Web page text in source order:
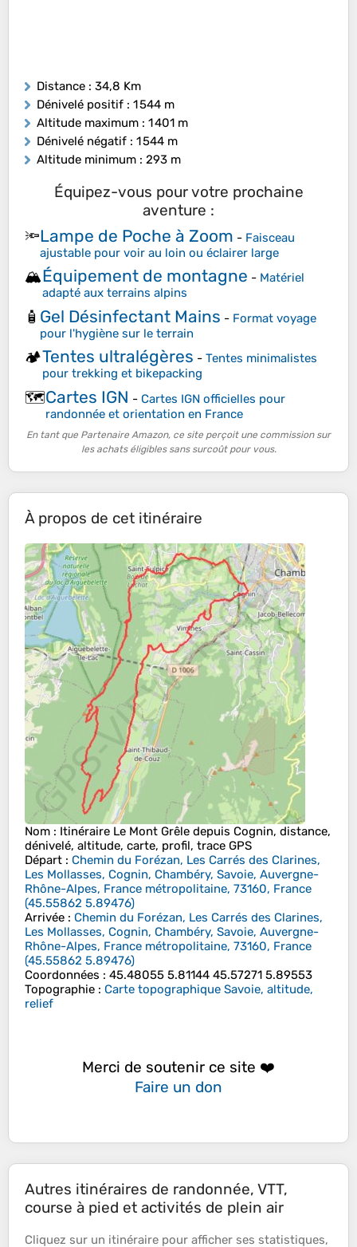
Distance : 34,8 Km
Dénivelé positif : 1 544 m
Altitude maximum : 1 401 m
Dénivelé négatif : 1 544 m
Altitude minimum : 293 m
Équipez-vous pour votre prochaine
aventure :
🔦Lampe de Poche à Zoom - Faisceau
ajustable pour voir au loin ou éclairer large
🏔️Équipement de montagne - Matériel
adapté aux terrains alpins
🧴 Gel Désinfectant Mains - Format voyage
pour l'hygiène sur le terrain
🏕️Tentes ultralégères - Tentes minimalistes
pour trekking et bikepacking
🗺️Cartes IGN - Cartes IGN officielles pour
randonnée et orientation en France
En tant que Partenaire Amazon, ce site perçoit une commission sur
les achats éligibles sans surcoût pour vous.
À propos de cet itinéraire
Nom : Itinéraire Le Mont Grêle depuis Cognin, distance,
dénivelé, altitude, carte, profil, trace GPS
Départ : Chemin du Forézan, Les Carrés des Clarines,
Les Mollasses, Cognin, Chambéry, Savoie, Auvergne-
Rhône-Alpes, France métropolitaine, 73160, France
(45.55862 5.89476)
Arrivée : Chemin du Forézan, Les Carrés des Clarines,
Les Mollasses, Cognin, Chambéry, Savoie, Auvergne-
Rhône-Alpes, France métropolitaine, 73160, France
(45.55862 5.89476)
Coordonnées : 45.48055 5.81144 45.57271 5.89553
Topographie : Carte topographique Savoie, altitude,
relief
Merci de soutenir ce site ❤️
Faire un don
Autres itinéraires de randonnée, VTT,
course à pied et activités de plein air
Cliquez sur un itinéraire pour afficher ses statistiques,